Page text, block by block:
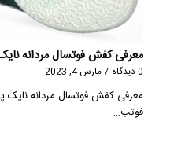
معرفی کفش فوتسال مردانه نایک
0 دیدگاه / مارس 4, 2023
معرفی کفش فوتسال مردانه نایک
فوتب…